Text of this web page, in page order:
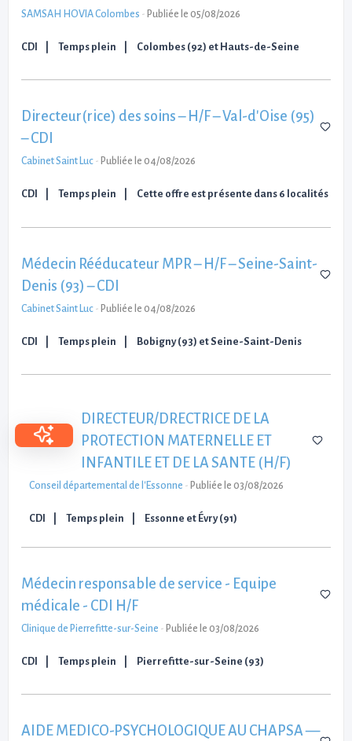
SAMSAH HOVIA Colombes - Publiée le 05/08/2026
CDI Temps plein Colombes (92) et Hauts-de-Seine
Directeur(rice) des soins – H/F – Val-d'Oise (95)
– CDI
Cabinet Saint Luc - Publiée le 04/08/2026
CDI Temps plein Cette offre est présente dans 6 localités
Médecin Rééducateur MPR – H/F – Seine-Saint-
Denis (93) – CDI
Cabinet Saint Luc - Publiée le 04/08/2026
CDI Temps plein Bobigny (93) et Seine-Saint-Denis
DIRECTEUR/DRECTRICE DE LA
PROTECTION MATERNELLE ET
INFANTILE ET DE LA SANTE (H/F)
Conseil départemental de l'Essonne - Publiée le 03/08/2026
CDI Temps plein Essonne et Évry (91)
Médecin responsable de service - Equipe
médicale - CDI H/F
Clinique de Pierrefitte-sur-Seine - Publiée le 03/08/2026
CDI Temps plein Pierrefitte-sur-Seine (93)
AIDE MEDICO-PSYCHOLOGIQUE AU CHAPSA —